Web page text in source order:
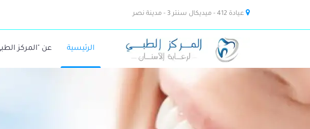
عيادة 412 - ميديكال سنتر 3 - مدينة نصر
الرئيسية عن "المركز